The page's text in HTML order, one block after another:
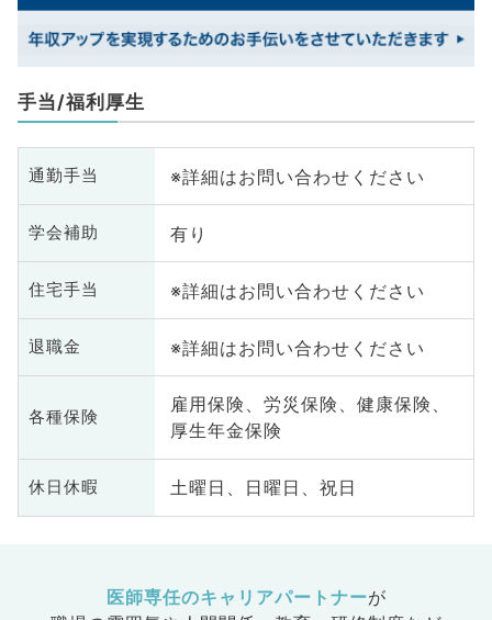
手当/福利厚生
通勤手当 ※詳細はお問い合わせください
学会補助 有り
住宅手当 ※詳細はお問い合わせください
退職金 ※詳細はお問い合わせください
各種保険
雇用保険、労災保険、健康保険、
厚生年金保険
休日休暇 土曜日、日曜日、祝日
医師専任のキャリアパートナーが